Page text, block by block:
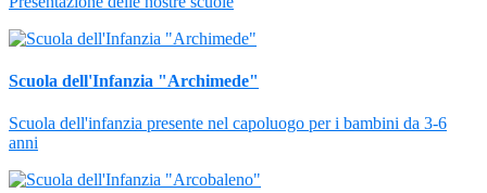
Scuola dell'Infanzia "Archimede"
Scuola dell'infanzia presente nel capoluogo per i bambini da 3-6
anni